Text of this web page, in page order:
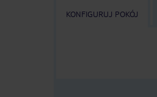
KONFIGURUJ POKÓJ